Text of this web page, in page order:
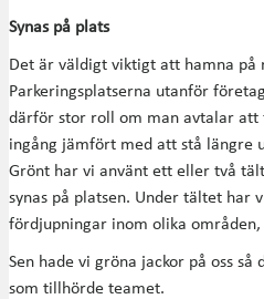
Synas på plats
Det är väldigt viktigt att hamna på
Parkeringsplatserna utanför
därför stor roll om man avtalar att
ingång jämfört med att stå längre
Grönt har vi använt ett eller två
synas på platsen. Under tältet har
fördjupningar inom olika områden,
Sen hade vi gröna jackor på oss
som tillhörde teamet.